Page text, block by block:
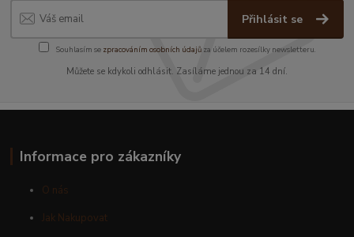
Přihlásit se
Souhlasím se zpracováním osobních údajůza účelem rozesílky newsletteru.
Můžete se kdykoli odhlásit. Zasíláme jednou za 14 dní.
Informace pro zákazníky
O nás
Jak Nakupovat